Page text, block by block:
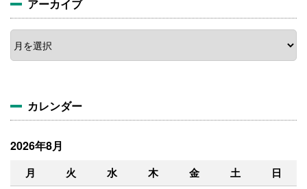
アーカイブ
ア
ー
カ
カレンダー
2026年8月
月 火 水 木 金 土 日